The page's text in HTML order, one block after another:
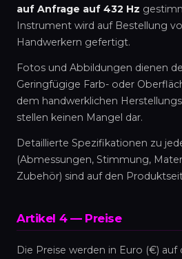
auf Anfrage auf 432 Hz
Instrument wird auf Bestellung
Handwerkern gefertigt.
Fotos und Abbildungen dienen
Geringfügige Farb- oder
dem handwerklichen
stellen keinen Mangel dar.
Detaillierte Spezifikationen zu
(Abmessungen, Stimmung,
Zubehör) sind auf den
Artikel 4 — Preise
Die Preise werden in Euro (€)